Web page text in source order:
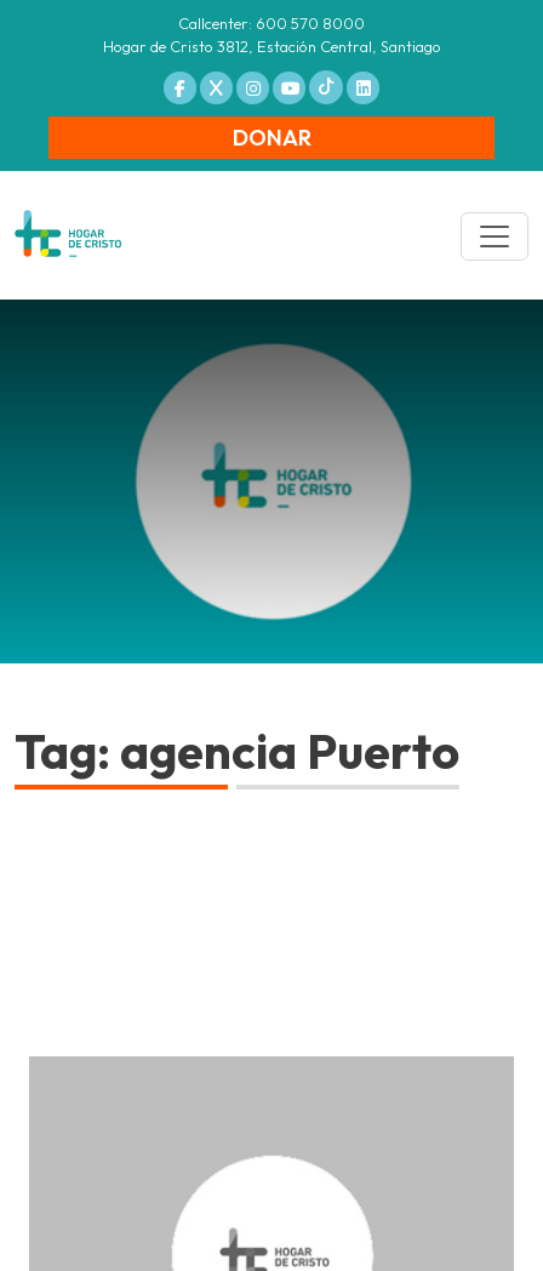
Callcenter: 600 570 8000
Hogar de Cristo 3812, Estación Central, Santiago
DONAR
Tag: agencia Puerto